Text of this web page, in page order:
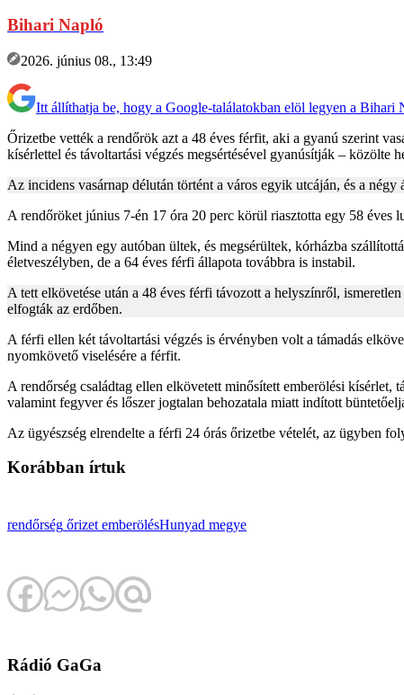
Bihari Napló
2026. június 08., 13:49
Itt állíthatja be, hogy a Google-találatokban elöl legyen a Bihari
Őrizetbe vették a rendőrök azt a 48 éves férfit, aki a gyanú szerint
kísérlettel és távoltartási végzés megsértésével gyanúsítják – közölte
Az incidens vasárnap délután történt a város egyik utcáján, és a
A rendőröket június 7-én 17 óra 20 perc körül riasztotta egy 58 éves
Mind a négyen egy autóban ültek, és megsérültek, kórházba
életveszélyben, de a 64 éves férfi állapota továbbra is instabil.
A tett elkövetése után a 48 éves férfi távozott a helyszínről,
elfogták az erdőben.
A férfi ellen két távoltartási végzés is érvényben volt a támadás
nyomkövető viselésére a férfit.
A rendőrség családtag ellen elkövetett minősített emberölési kísérlet,
valamint fegyver és lőszer jogtalan behozatala miatt indított
Az ügyészség elrendelte a férfi 24 órás őrizetbe vételét, az ügyben
Korábban írtuk
rendőrség őrizet emberölésHunyad megye
Rádió GaGa